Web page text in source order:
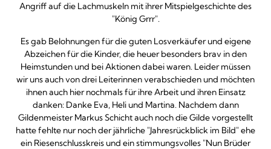
Angriff auf die Lachmuskeln mit ihrer Mitspielgeschichte des
"König Grrr".
Es gab Belohnungen für die guten Losverkäufer und eigene
Abzeichen für die Kinder, die heuer besonders brav in den
Heimstunden und bei Aktionen dabei waren. Leider müssen
wir uns auch von drei Leiterinnen verabschieden und möchten
ihnen auch hier nochmals für ihre Arbeit und ihren Einsatz
danken: Danke Eva, Heli und Martina. Nachdem dann
Gildenmeister Markus Schicht auch noch die Gilde vorgestellt
hatte fehlte nur noch der jährliche "Jahresrückblick im Bild" ehe
ein Riesenschlusskreis und ein stimmungsvolles "Nun Brüder